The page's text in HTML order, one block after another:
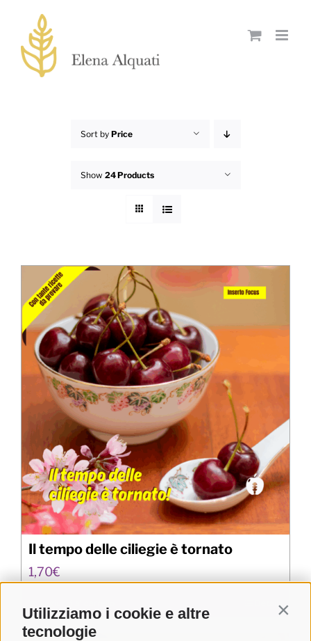
Utilizziamo i cookie e altre
tecnologie
content
Sort by Price
Show 24 Products
Il tempo delle ciliegie è tornato
1,70€
Details